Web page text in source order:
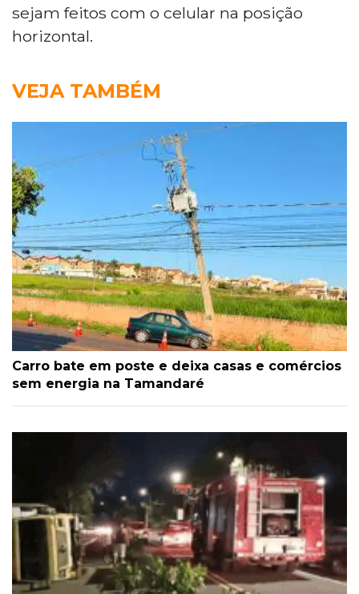
sejam feitos com o celular na posição
horizontal.
VEJA TAMBÉM
Carro bate em poste e deixa casas e comércios
sem energia na Tamandaré